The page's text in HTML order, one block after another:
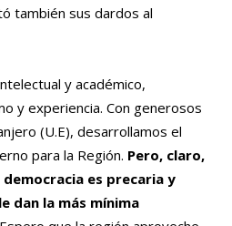
también sus dardos al
y académico,
y experiencia. Con generosos
(U.E), desarrollamos el
para la Región. Pero, claro,
es precaria y
dan la más mínima